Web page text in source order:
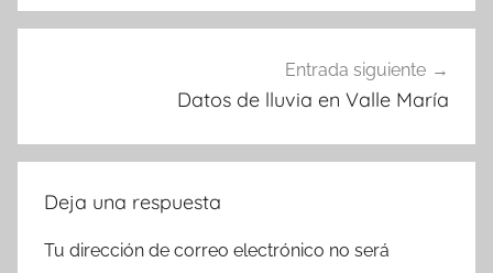
Entrada siguiente
Datos de lluvia en Valle María
Deja una respuesta
Tu dirección de correo electrónico no será